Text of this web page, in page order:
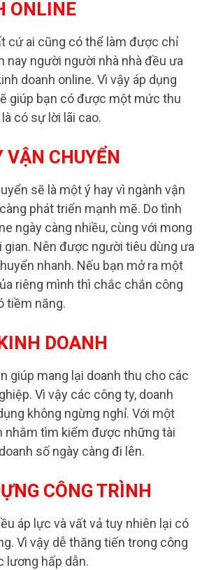
ONLINE
cứ ai cũng có thể làm được chỉ
nay người người nhà nhà đều ưa
doanh online. Vì vậy áp dụng
giúp bạn có được một mức thu
có sự lời lãi cao.
VẬN CHUYỂN
sẽ là một ý hay vì ngành vận
phát triển mạnh mẽ. Do tình
ngày càng nhiều, cùng với mong
Nên được người tiêu dùng ưa
nhanh. Nếu bạn mở ra một
riêng mình thì chắc chắn công
tiềm năng.
DOANH
giúp mang lại doanh thu cho các
Vì vậy các công ty, doanh
không ngừng nghỉ. Với một
nhằm tìm kiếm được những tài
số ngày càng đi lên.
CÔNG TRÌNH
áp lực và vất vả tuy nhiên lại có
Vì vậy dễ thăng tiến trong công
lương hấp dẫn.